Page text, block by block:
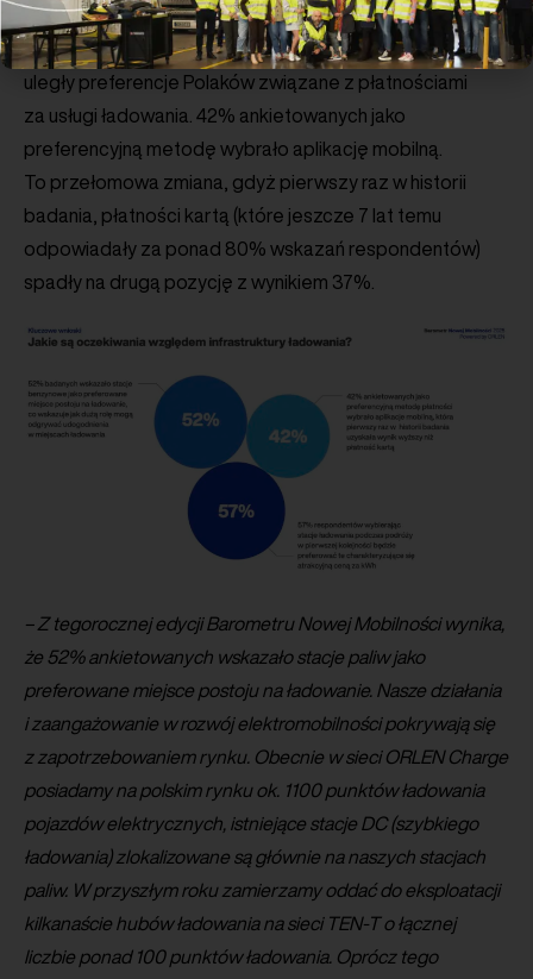
rynku ładowania uzależnia decyzję o nabyciu „elektryka”.
Z ostatniego wydania raportu PSNM wynika, że zmianie
uległy preferencje Polaków związane z płatnościami
za usługi ładowania. 42% ankietowanych jako
preferencyjną metodę wybrało aplikację mobilną.
To przełomowa zmiana, gdyż pierwszy raz w historii
badania, płatności kartą (które jeszcze 7 lat temu
odpowiadały za ponad 80% wskazań respondentów)
spadły na drugą pozycję z wynikiem 37%.
– Z tegorocznej edycji Barometru Nowej Mobilności wynika,
że 52% ankietowanych wskazało stacje paliw jako
preferowane miejsce postoju na ładowanie. Nasze działania
i zaangażowanie w rozwój elektromobilności pokrywają się
z zapotrzebowaniem rynku. Obecnie w sieci ORLEN Charge
posiadamy na polskim rynku ok. 1100 punktów ładowania
pojazdów elektrycznych, istniejące stacje DC (szybkiego
ładowania) zlokalizowane są głównie na naszych stacjach
paliw. W przyszłym roku zamierzamy oddać do eksploatacji
kilkanaście hubów ładowania na sieci TEN-T o łącznej
liczbie ponad 100 punktów ładowania. Oprócz tego